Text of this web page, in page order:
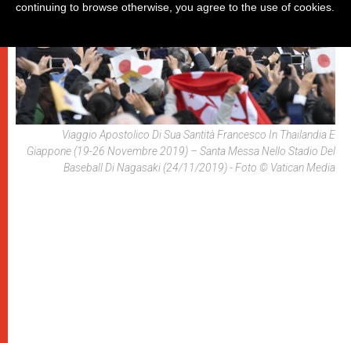
Viaggio Apostolico Di Sua Santità Francesco In Thailandia E
Giappone (19-26 Novembre 2019) – Santa Messa Nello Stadio Del
Baseball Di Nagasaki (24/11/2019) - Foto © Vatican Media
continuing to browse otherwise, you agree to the use of cookies.